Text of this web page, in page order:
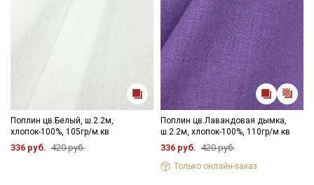
Поплин цв.Белый, ш.2.2м,
хлопок-100%, 105гр/м.кв
336 руб. 420 руб.
Поплин цв.Лавандовая дымка,
ш.2.2м, хлопок-100%, 110гр/м.кв
336 руб. 420 руб.
Только онлайн-заказ